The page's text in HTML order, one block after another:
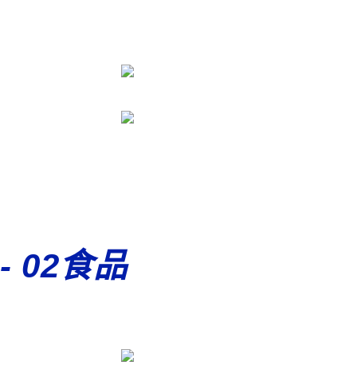
- 02食品